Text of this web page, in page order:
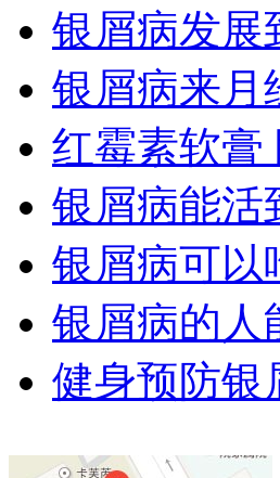
银屑病发展
银屑病来月
红霉素软膏
银屑病能活
银屑病可以
银屑病的人
健身预防银